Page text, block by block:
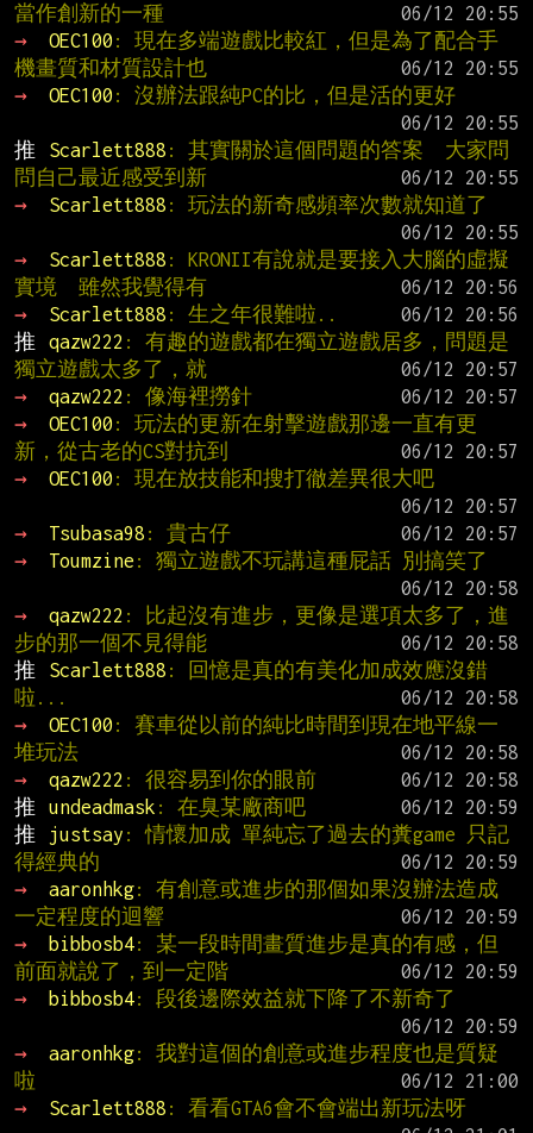
當作創新的一種
→
OEC100 : 現在多端遊戲比較紅，但是為了配合手
機畫質和材質設計也
→
OEC100 : 沒辦法跟純PC的比，但是活的更好
推
Scarlett888 : 其實關於這個問題的答案  大家問
問自己最近感受到新
→
Scarlett888 : 玩法的新奇感頻率次數就知道了
→
Scarlett888 : KRONII有說就是要接入大腦的虛擬
實境  雖然我覺得有
→
Scarlett888 : 生之年很難啦..
推
qazw222 : 有趣的遊戲都在獨立遊戲居多，問題是
獨立遊戲太多了，就
→
qazw222 : 像海裡撈針
→
OEC100 : 玩法的更新在射擊遊戲那邊一直有更
新，從古老的CS對抗到
→
OEC100 : 現在放技能和搜打徹差異很大吧
→
Tsubasa98 : 貴古仔
→
Toumzine : 獨立遊戲不玩講這種屁話 別搞笑了
→
qazw222 : 比起沒有進步，更像是選項太多了，進
步的那一個不見得能
推
Scarlett888 : 回憶是真的有美化加成效應沒錯
啦...
→
OEC100 : 賽車從以前的純比時間到現在地平線一
堆玩法
→
qazw222 : 很容易到你的眼前
推
undeadmask : 在臭某廠商吧
推
justsay : 情懷加成 單純忘了過去的糞game 只記
得經典的
→
aaronhkg: 有創意或進步的那個如果沒辦法造成
一定程度的迴響
→
bibbosb4: 某一段時間畫質進步是真的有感，但
前面就說了，到一定階
→
bibbosb4: 段後邊際效益就下降了不新奇了
→
aaronhkg: 我對這個的創意或進步程度也是質疑
啦
→
Scarlett888 : 看看GTA6會不會端出新玩法呀